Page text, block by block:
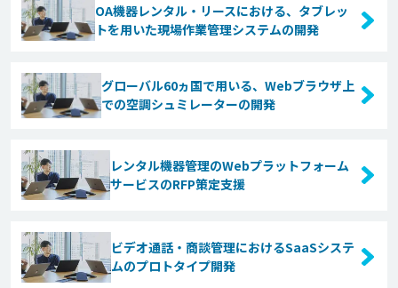
OA機器レンタル・リースにおける、タブレッ
トを用いた現場作業管理システムの開発
グローバル60ヵ国で用いる、Webブラウザ上
での空調シュミレーターの開発
レンタル機器管理のWebプラットフォーム
サービスのRFP策定支援
ビデオ通話・商談管理におけるSaaSシステ
ムのプロトタイプ開発